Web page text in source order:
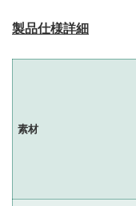
製品仕様詳細
素材